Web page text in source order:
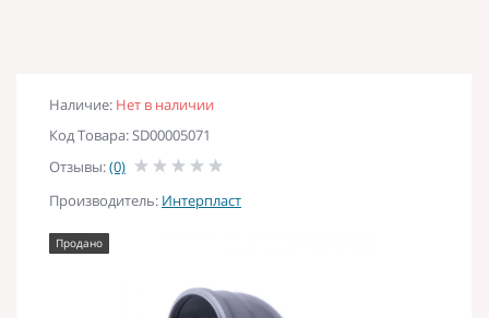
Наличие: Нет в наличии
Код Товара: SD00005071
Отзывы:(0)
Производитель: Интерпласт
Продано